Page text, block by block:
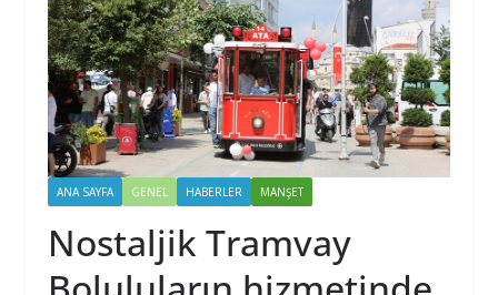
ANA SAYFA GENEL HABERLER MANŞET
Nostaljik Tramvay